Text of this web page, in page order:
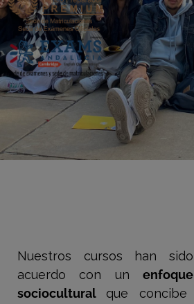
Nuestros cursos han
acuerdo con un
sociocultural que